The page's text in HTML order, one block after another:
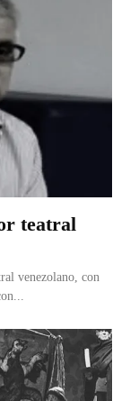
teatral
venezolano, con